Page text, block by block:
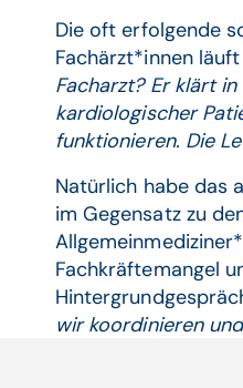
Die oft erfolgende
Fachärzt*innen
Facharzt? Er klärt
kardiologischer
funktionieren. Die
Natürlich habe das
im Gegensatz zu
Fachkräftemangel
wir koordinieren